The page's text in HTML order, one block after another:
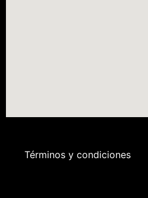
Términos y condiciones